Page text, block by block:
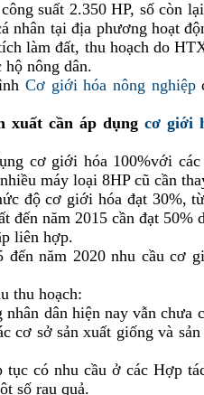
suất 2.350 HP, số còn
nhân tại địa phương hoạt
làm đất, thu hoạch do
nông dân.
Cơ giới hóa nông nghiệp
xuất cần áp dụngcơ giới
cơ giới hóa 100%với
máy loại 8HP cũ cần
độ cơ giới hóa đạt 30%,
đến năm 2015 cần đạt 50%
liên hợp.
đến năm 2020 nhu cầu cơ
thu hoạch:
nhân dân hiện nay vẫn chưa
cơ sở sản xuất giống và
tục có nhu cầu ở các Hợp
số rau quả.